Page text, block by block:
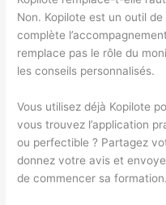
Non. Kopilote est un outil
complète
remplace pas le rôle du
les conseils personnalisés.
Vous utilisez déjà Kopilote
vous trouvez l’application
ou perfectible ? Partagez
donnez votre avis et
de commencer sa formation.